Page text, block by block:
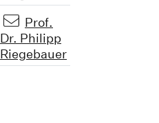
Prof.
Dr. Philipp
Riegebauer